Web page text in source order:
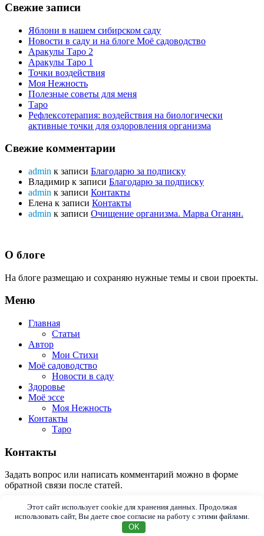
Свежие записи
Яблони в нашем сибирском саду
Новости в саду и на блоге Моё садоводство
Аракулы Таро 2
Аракулы Таро 1
Точки воздействия
Моя Нежность
Полезные советы для меня
Таро
Рефлексотерапия: воздействия на биологически
активные точки для оздоровления организма
Свежие комментарии
admin к записи Благодарю за подписку
Владимир к записи Благодарю за подписку
admin к записи Контакты
Елена к записи Контакты
admin к записи Очищение организма. Марва Оганян.
О блоге
На блоге размещаю и сохраняю нужные темы и свои проекты.
Меню
Главная
Статьи
Автор
Мои Стихи
Моё садоводство
Новости в саду
Здоровье
Моё эссе
Моя Нежность
Контакты
Таро
Контакты
Задать вопрос или написать комментарий можно в форме
обратной связи после статей.
© 2025 - 2026 Моё садоводство. Все права защищены.
Этот сайт использует cookie для хранения данных. Продолжая
использовать сайт, Вы даете свое согласие на работу с этими файлами.
OK